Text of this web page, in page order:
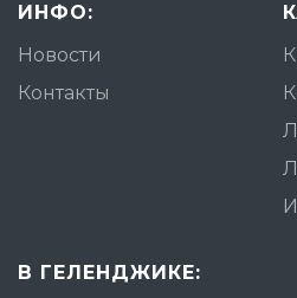
ИНФО:
Новости
Контакты
В ГЕЛЕНДЖИКЕ: